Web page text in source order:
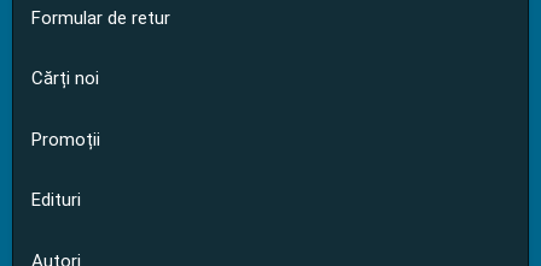
Formular de retur
Cărți noi
Promoții
Edituri
Autori